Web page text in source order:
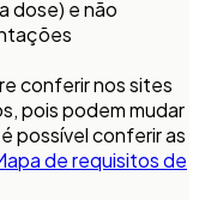
dose) e não
conferir nos sites
pois podem mudar
possível conferir as
de requisitos de